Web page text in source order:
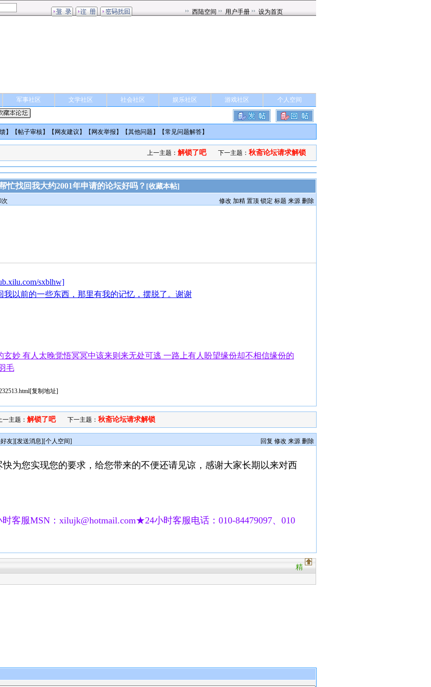
军事社区 文学社区 社会社区 娱乐社区 游戏社区 个人空间
】【帖子审核】【 网友建议 】【 网友举报 】【其他问题 】【常见问题解答】
上一主题： 解锁了吧 下一主题： 秋斋论坛请求解锁
忙找回我大约2001年申请的论坛好吗？ [收藏本帖]
修改 加精 置顶 锁定 标题 来源 删除
次
sxblhw]
以前的一些东西，那里有我的记忆，摆脱了。谢谢
妙 有人太晚觉悟冥冥中该来则来无处可逃 一路上有人盼望缘份却不相信缘份的
毛
[复制地址]
一主题：解锁了吧 下一主题：秋斋论坛请求解锁
友][发送消息][个人空间] 回复 修改 来源 删除
为您实现您的要求，给您带来的不便还请见谅，感谢大家长期以来对西
客服MSN：xilujk@hotmail.com★24小时客服电话：010-84479097、010
精